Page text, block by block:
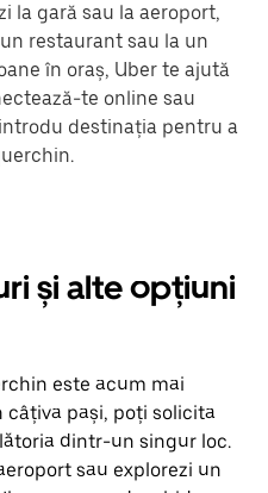
la gară sau la aeroport,
restaurant sau la un
în oraș, Uber te ajută
te online sau
destinația pentru a
și alte opțiuni
este acum mai
câțiva pași, poți solicita
dintr-un singur loc.
sau explorezi un